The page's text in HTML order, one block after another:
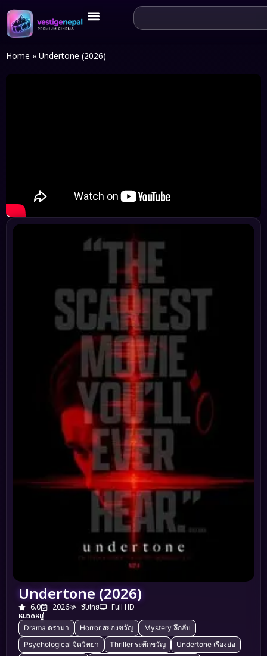
Home » Undertone (2026)
Undertone (2026)
6.0 2026 ซับไทย
Full HD
หมวดหมู่
Drama ดราม่า Horror สยองขวัญ
Mystery ลึกลับ
Psychological จิตวิทยา
Thriller ระทึกขวัญ
Undertone เรื่องย่อ